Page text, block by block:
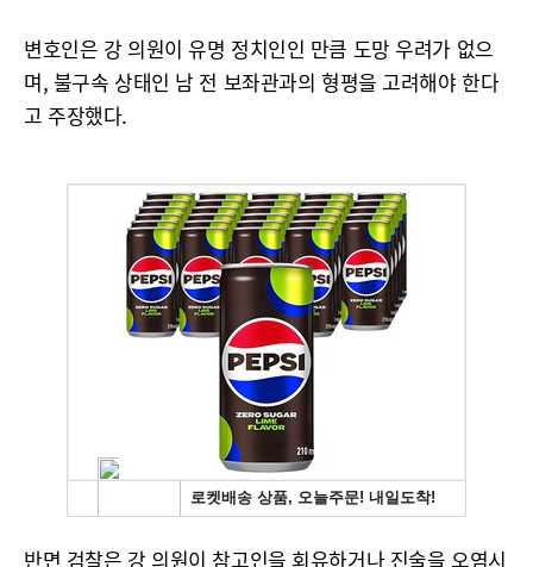
변호인은 강 의원이 유명 정치인인 만큼 도망 우려가 없으
며, 불구속 상태인 남 전 보좌관과의 형평을 고려해야 한다
고 주장했다.
반면 검찰은 강 의원이 참고인을 회유하거나 진술을 오염시